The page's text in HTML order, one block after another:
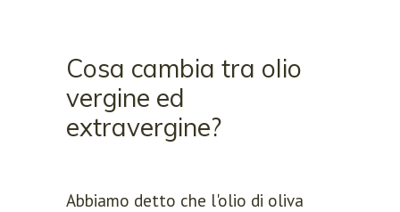
Cosa cambia tra olio
vergine ed
extravergine?
Abbiamo detto che l'olio di oliva